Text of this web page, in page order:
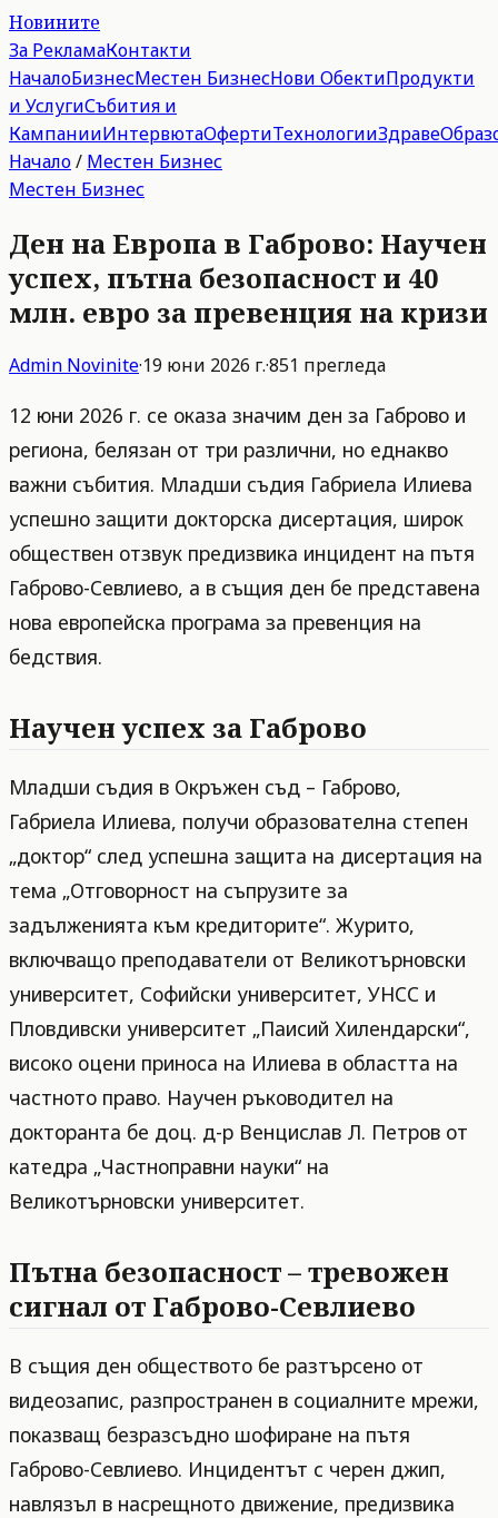
Новините
За РекламаКонтакти
НачалоБизнесМестен БизнесНови ОбектиПродукти
и УслугиСъбития и
КампанииИнтервютаОфертиТехнологииЗдраве
Начало/ Местен Бизнес
Местен Бизнес
Ден на Европа в Габрово: Научен
успех, пътна безопасност и 40
млн. евро за превенция на кризи
Admin Novinite·19 юни 2026 г.·851 прегледа
12 юни 2026 г. се оказа значим ден за Габрово и
региона, белязан от три различни, но еднакво
важни събития. Младши съдия Габриела Илиева
успешно защити докторска дисертация, широк
обществен отзвук предизвика инцидент на пътя
Габрово-Севлиево, а в същия ден бе представена
нова европейска програма за превенция на
бедствия.
Научен успех за Габрово
Младши съдия в Окръжен съд – Габрово,
Габриела Илиева, получи образователна степен
„доктор“ след успешна защита на дисертация на
тема „Отговорност на съпрузите за
задълженията към кредиторите“. Журито,
включващо преподаватели от Великотърновски
университет, Софийски университет, УНСС и
Пловдивски университет „Паисий Хилендарски“,
високо оцени приноса на Илиева в областта на
частното право. Научен ръководител на
докторанта бе доц. д-р Венцислав Л. Петров от
катедра „Частноправни науки“ на
Великотърновски университет.
Пътна безопасност – тревожен
сигнал от Габрово-Севлиево
В същия ден обществото бе разтърсено от
видеозапис, разпространен в социалните мрежи,
показващ безразсъдно шофиране на пътя
Габрово-Севлиево. Инцидентът с черен джип,
навлязъл в насрещното движение, предизвика